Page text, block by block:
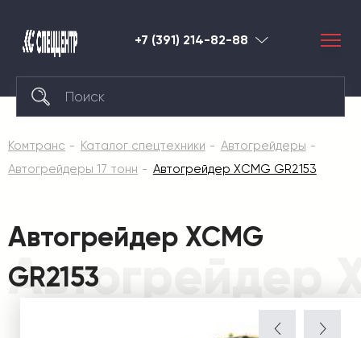
+7 (391) 214-82-88 Красноярск
Комтранс Каталог спецтехники
Автогрейдеры
Автогрейдеры 17 тонн
Автогрейдер XCMG GR2153
Автогрейдер
Автогрейдер XCMG
GR2153